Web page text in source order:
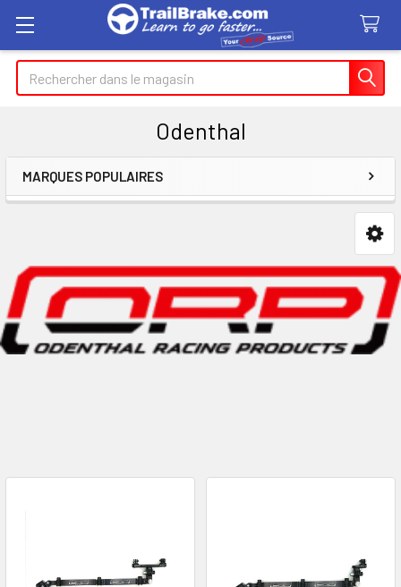
Recherche
Odenthal
Encadré
MARQUES POPULAIRES